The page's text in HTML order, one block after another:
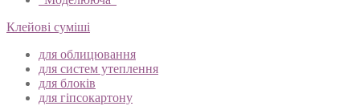
Клейові суміші
для облицювання
для систем утеплення
для блоків
для гіпсокартону